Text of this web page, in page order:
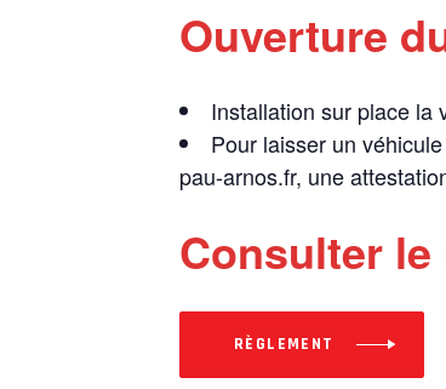
Ouverture
Installation sur place la
Pour laisser un
pau-arnos.fr, une
Consulter
RÈGLEMENT